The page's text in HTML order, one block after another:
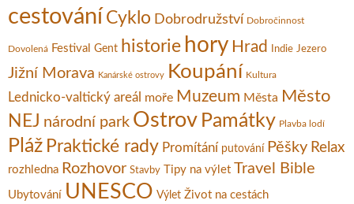
cestování Cyklo Dobrodružství Dobročinnost
Dovolená Festival Gent historie hory Hrad Indie Jezero
Jižní Morava Kanárské ostrovy Koupání Kultura
Lednicko-valtický areál moře Muzeum Města Město
NEJ národní park Ostrov Památky Plavba lodí
Pláž Praktické rady Promítání putování Pěšky Relax
rozhledna Rozhovor Stavby Tipy na výlet Travel Bible
Ubytování UNESCO Výlet Život na cestách